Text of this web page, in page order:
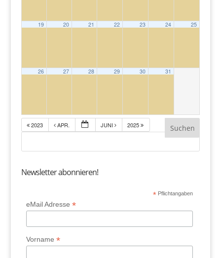
19 20 21 22 23 24 25
26 27 28 29 30 31
2023 APR. JUNI 2025
Newsletter abonnieren!
* Pflichtangaben
eMail Adresse*
Vorname*